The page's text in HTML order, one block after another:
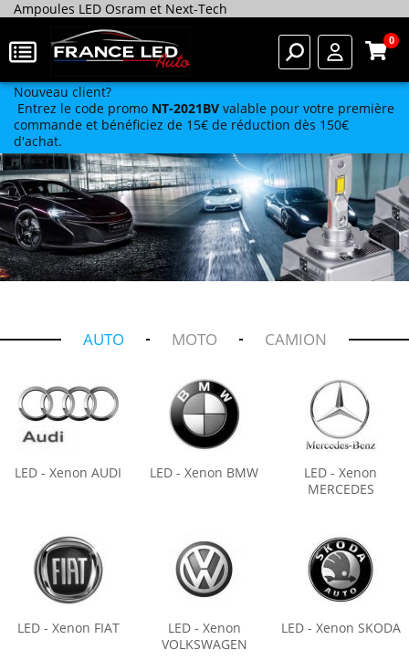
Ampoules LED Osram et Next-Tech
0
Nouveau client?
Entrez le code promo NT-2021BV valable pour votre première
commande et bénéficiez de 15€ de réduction dès 150€
d'achat.
AUTO MOTO CAMION
LED - Xenon AUDI LED - Xenon BMW
LED - Xenon
MERCEDES
LED - Xenon FIAT
LED - Xenon
VOLKSWAGEN
LED - Xenon SKODA